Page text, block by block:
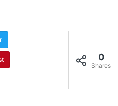
0
Shares